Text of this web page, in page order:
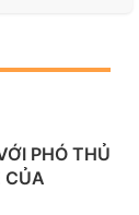
PHÓ THỦ
CỦA